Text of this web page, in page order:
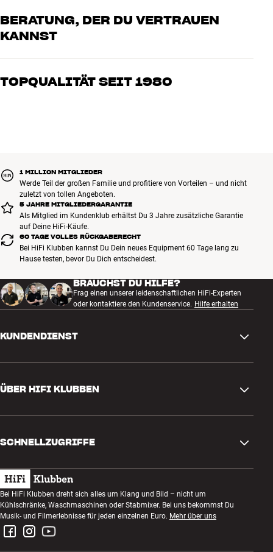
Abmessungen, Soundbar: 98,0 x 6,0 x 11,5 cm (BxHxT)
Abmessungen Subwoofer: 20,5 x 40,3 x 40,3 cm (BxHxT)
BERATUNG, DER DU VERTRAUEN
KANNST
Unsere Mitarbeiter sind echte Enthusiasten, die unsere Produkte
oder Heimkino. Erzähle uns, wovon Du träumst, und wir finden
TOPQUALITÄT SEIT 1980
1 MILLION MITGLIEDER
Werde Teil der großen Familie und profitiere von Vorteilen – und nicht
zuletzt von tollen Angeboten.
5 JAHRE MITGLIEDERGARANTIE
Als Mitglied im Kundenklub erhältst Du 3 Jahre zusätzliche Garantie
auf Deine HiFi-Käufe.
60 TAGE VOLLES RÜCKGABERECHT
Bei HiFi Klubben kannst Du Dein neues Equipment 60 Tage lang zu
Hause testen, bevor Du Dich entscheidest.
BRAUCHST DU HILFE?
Frag einen unserer leidenschaftlichen HiFi-Experten
oder kontaktiere den Kundenservice. Hilfe erhalten
KUNDENDIENST
Rückgabe und Reklamation
Bestellung widerrufen
AGB
Datenschutzerklärung
Impressum
ÜBER HIFI KLUBBEN
Kundenklub
Abend zum Zuhören
Wettbewerbe
Jobs bei HiFi Klubben
SCHNELLZUGRIFFE
Geschenkkarte
Bauen mit Klang
Montage und Installation
Bei HiFi Klubben dreht sich alles um Klang und Bild – nicht um
Kühlschränke, Waschmaschinen oder Stabmixer. Bei uns bekommst Du
Musik- und Filmerlebnisse für jeden einzelnen Euro. Mehr über uns